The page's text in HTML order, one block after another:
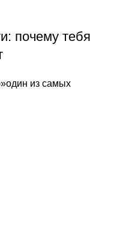
почему тебя
из самых